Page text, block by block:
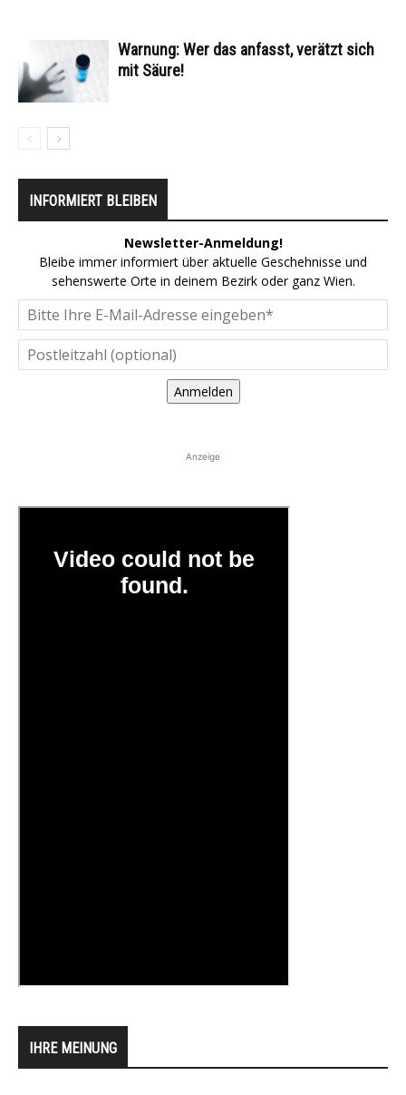
Warnung: Wer das anfasst, verätzt sich
mit Säure!
INFORMIERT BLEIBEN
Newsletter-Anmeldung!
Bleibe immer informiert über aktuelle Geschehnisse und
sehenswerte Orte in deinem Bezirk oder ganz Wien.
Anmelden
Anzeige
IHRE MEINUNG